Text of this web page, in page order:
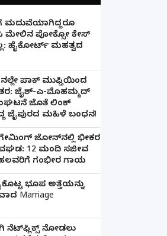
ಮದುವೆಯಾಗಿದ್ದರೂ
ಮೇಲಿನ ಪೋಕ್ಸೋ ಕೇಸ್
ಹೈಕೋರ್ಟ್ ಮಹತ್ವದ
ಪಾಕ್ ಮುಫ್ತಿಯಿಂದ
ಜೈಶ್-ಎ-ಮೊಹಮ್ಮದ್
ಜೊತೆ ಲಿಂಕ್
ಜೈಪುರದ ಮಹಿಳೆ ಬಂಧನ!
ಜೋನ್‌ನಲ್ಲಿ ಭೀಕರ
12 ಮಂದಿ ಸಜೀವ
ಗಂಭೀರ ಗಾಯ
ಭೂಪ ಅತ್ತೆಯನ್ನು
Marriage
ನೆಟ್‌ಫ್ಲಿಕ್ಸ್ ನೋಡಲು